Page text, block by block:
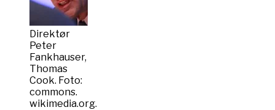
Direktør
Peter
Fankhauser,
Thomas
Cook. Foto:
commons.
wikimedia.org.